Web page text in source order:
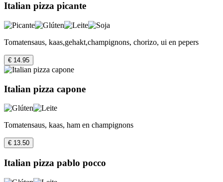
Italian pizza picante
Tomatensaus, kaas,gehakt,champignons, chorizo, ui en pepers
€ 14.95
Italian pizza capone
Tomatensaus, kaas, ham en champignons
€ 13.50
Italian pizza pablo pocco